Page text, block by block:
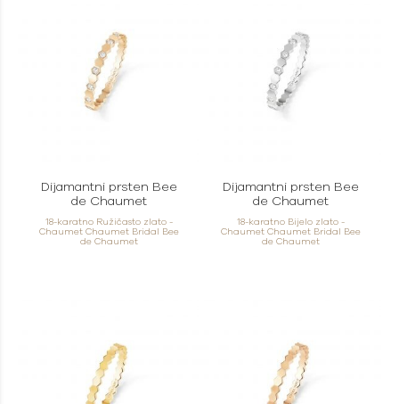
Dijamantni prsten Bee
de Chaumet
18-karatno Ružičasto zlato -
Chaumet Chaumet Bridal Bee
de Chaumet
Dijamantni prsten Bee
de Chaumet
18-karatno Bijelo zlato -
Chaumet Chaumet Bridal Bee
de Chaumet